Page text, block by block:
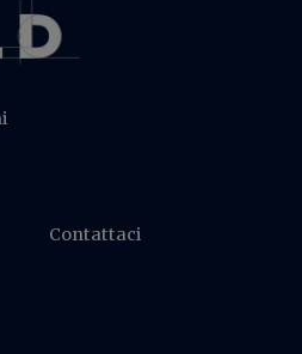
Contattaci